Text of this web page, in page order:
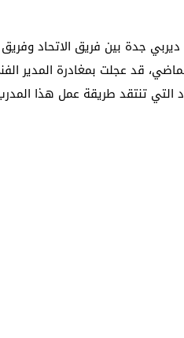
ديربي جدة بين فريق الاتحاد
قد عجلت بمغادرة المدير
التي تنتقد طريقة عمل هذا